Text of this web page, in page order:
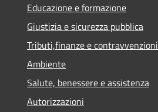
Educazione e formazione
Giustizia e sicurezza pubblica
Tributi,finanze e contravvenzioni
Ambiente
Salute, benessere e assistenza
Autorizzazioni